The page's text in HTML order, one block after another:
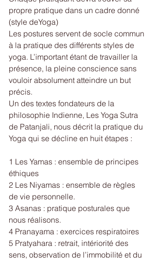
propre pratique dans un cadre donné
(style deYoga)
Les postures servent de socle commun
à la pratique des différents styles de
yoga. L’important étant de travailler la
présence, la pleine conscience sans
vouloir absolument atteindre un but
précis.
Un des textes fondateurs de la
philosophie Indienne, Les Yoga Sutra
de Patanjali, nous décrit la pratique du
Yoga qui se décline en huit étapes :
1 Les Yamas : ensemble de principes
éthiques
2 Les Niyamas : ensemble de règles
de vie personnelle.
3 Asanas : pratique posturales que
nous réalisons.
4 Pranayama : exercices respiratoires
5 Pratyahara : retrait, intériorité des
sens, observation de l’immobilité et du